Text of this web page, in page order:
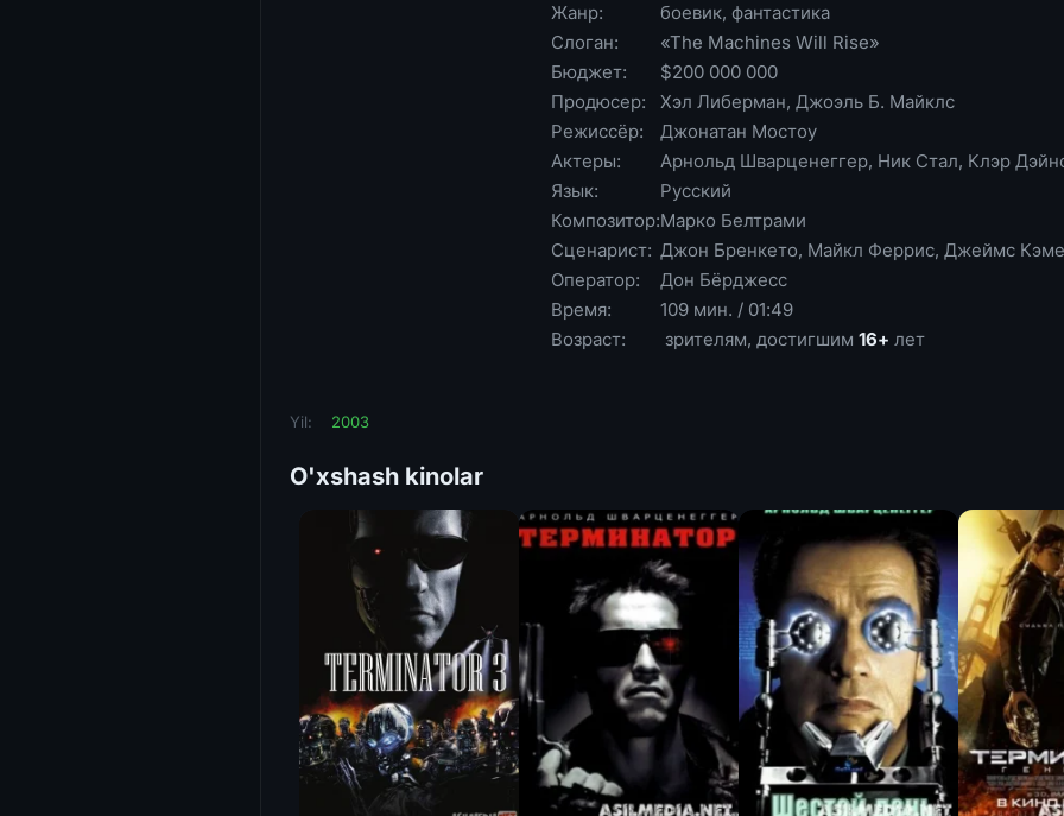
Жанр:
боевик, фантастика
Слоган:
«The Machines Will Rise»
Бюджет:
$200 000 000
Продюсер:
Хэл Либерман, Джоэль Б. Майклс
Режиссёр:
Джонатан Мостоу
Актеры:
Арнольд Шварценеггер, Ник Стал, Клэр
Язык:
Русский
Композитор:Марко Белтрами
Сценарист: Джон Бренкето, Майкл Феррис, Джеймс
Оператор:
Дон Бёрджесс
Время:
109 мин. / 01:49
Возраст:
зрителям, достигшим 16+ лет
Yil: 2003
O'xshash kinolar